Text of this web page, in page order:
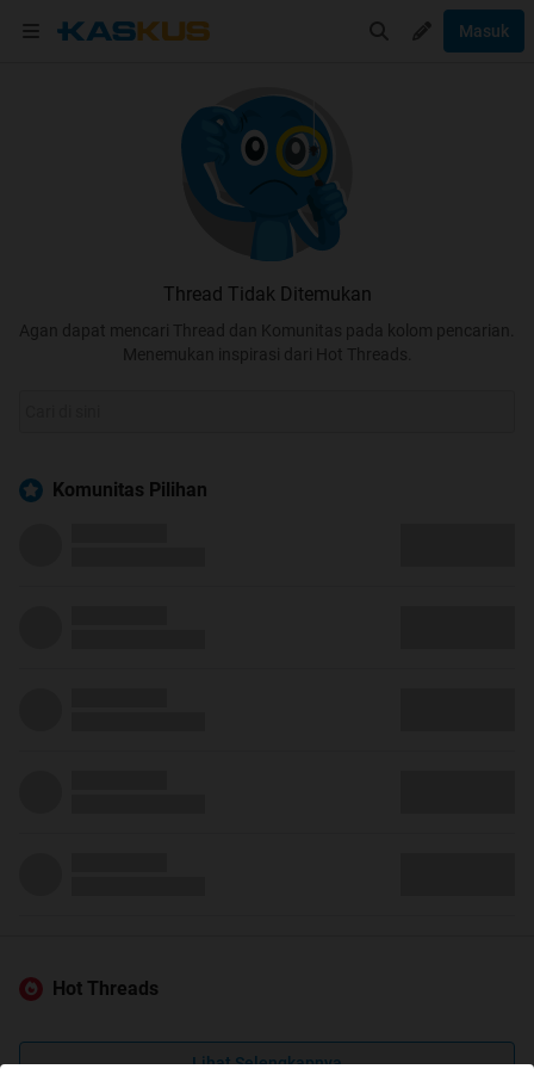
Masuk
Thread Tidak Ditemukan
Agan dapat mencari Thread dan Komunitas pada kolom pencarian.
Menemukan inspirasi dari Hot Threads.
Komunitas Pilihan
Hot Threads
Lihat Selengkapnya